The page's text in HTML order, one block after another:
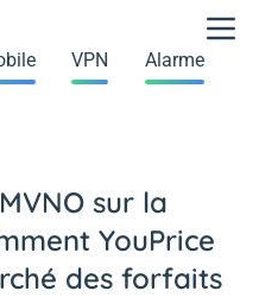
VPN Alarme
sur la
YouPrice
des forfaits